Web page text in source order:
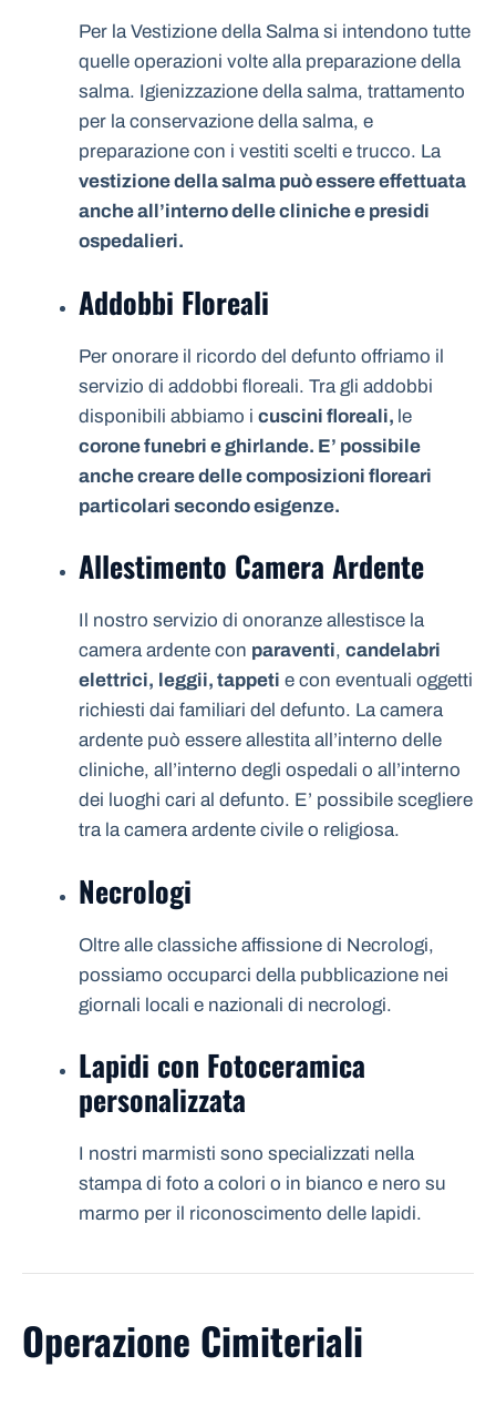
Per la Vestizione della Salma si intendono tutte
quelle operazioni volte alla preparazione della
salma. Igienizzazione della salma, trattamento
per la conservazione della salma, e
preparazione con i vestiti scelti e trucco. La
vestizione della salma può essere effettuata
anche all’interno delle cliniche e presidi
ospedalieri.
Addobbi Floreali
Per onorare il ricordo del defunto offriamo il
servizio di addobbi floreali. Tra gli addobbi
disponibili abbiamo i cuscini floreali, le
corone funebri e ghirlande. E’ possibile
anche creare delle composizioni floreari
particolari secondo esigenze.
Allestimento Camera Ardente
Il nostro servizio di onoranze allestisce la
camera ardente con paraventi, candelabri
elettrici, leggii, tappeti e con eventuali oggetti
richiesti dai familiari del defunto. La camera
ardente può essere allestita all’interno delle
cliniche, all’interno degli ospedali o all’interno
dei luoghi cari al defunto. E’ possibile scegliere
tra la camera ardente civile o religiosa.
Necrologi
Oltre alle classiche affissione di Necrologi,
possiamo occuparci della pubblicazione nei
giornali locali e nazionali di necrologi.
Lapidi con Fotoceramica
personalizzata
I nostri marmisti sono specializzati nella
stampa di foto a colori o in bianco e nero su
marmo per il riconoscimento delle lapidi.
Operazione Cimiteriali